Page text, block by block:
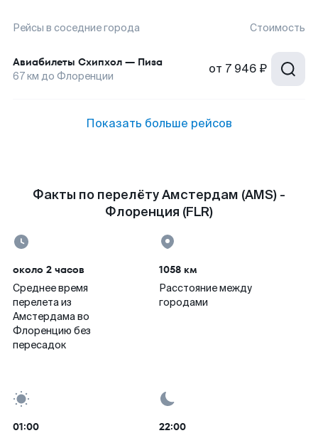
Рейсы в соседние города Стоимость
Авиабилеты Схипхол — Пиза
67км до Флоренции от 7 946 ₽
Показать больше рейсов
Факты по перелёту Амстердам (AMS) -
Флоренция (FLR)
около 2 часов
Среднее время
перелета из
Амстердама во
Флоренцию без
пересадок
1058 км
Расстояние между
городами
01:00 22:00